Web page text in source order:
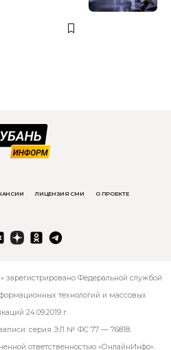
ЛИЦЕНЗИЯ СМИ О ПРОЕКТЕ
зарегистрировано Федеральной службой
технологий и массовых
24.09.2019 г.
серия ЭЛ № ФС 77 — 76818.
ответственностью «ОнлайнИнфо».